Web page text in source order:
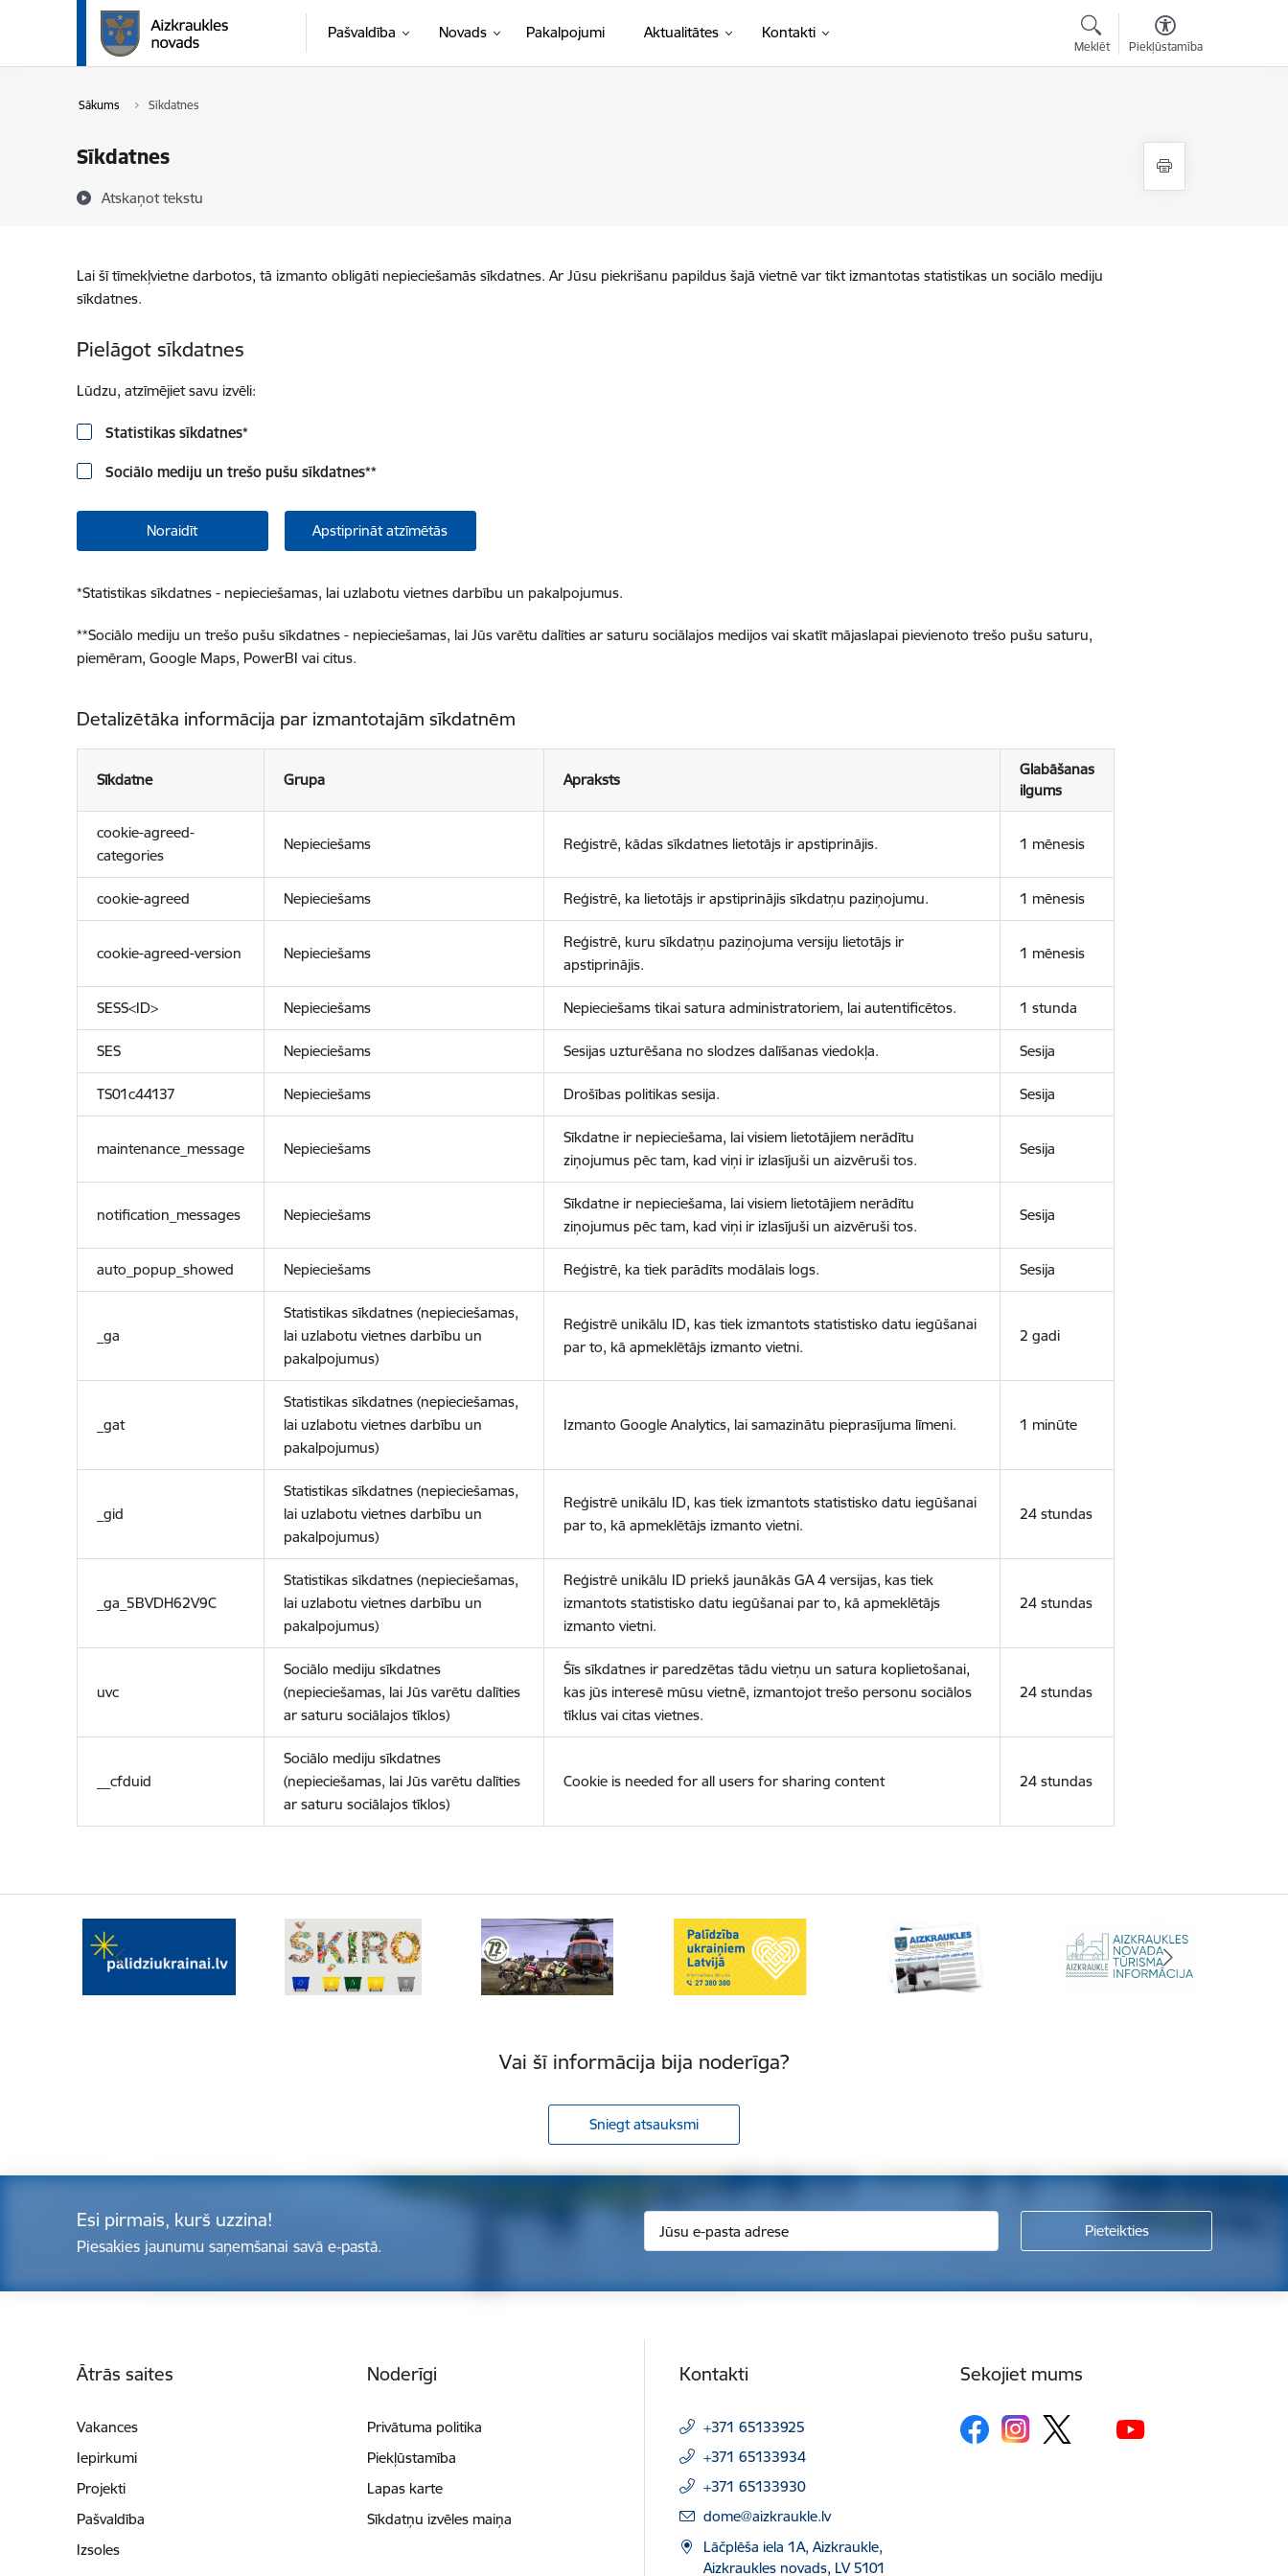
Pāriet uz lapas saturu
Pašvaldība Novads Pakalpojumi Aktualitātes Kontakti
Meklēt Piekļūstamība
Sākums Sīkdatnes
Sīkdatnes
Atskaņot tekstu
Lai šī tīmekļvietne darbotos, tā izmanto obligāti nepieciešamās sīkdatnes. Ar Jūsu piekrišanu papildus šajā vietnē var tikt izmantotas statistikas un sociālo mediju
sīkdatnes.
Pielāgot sīkdatnes
Lūdzu, atzīmējiet savu izvēli:
Statistikas sīkdatnes*
Sociālo mediju un trešo pušu sīkdatnes**
Noraidīt Apstiprināt atzīmētās
*Statistikas sīkdatnes - nepieciešamas, lai uzlabotu vietnes darbību un pakalpojumus.
**Sociālo mediju un trešo pušu sīkdatnes - nepieciešamas, lai Jūs varētu dalīties ar saturu sociālajos medijos vai skatīt mājaslapai pievienoto trešo pušu saturu,
piemēram, Google Maps, PowerBI vai citus.
Detalizētāka informācija par izmantotajām sīkdatnēm
Sīkdatne Grupa Apraksts
Glabāšanas
ilgums
cookie-agreed-
categories
Nepieciešams Reģistrē, kādas sīkdatnes lietotājs ir apstiprinājis. 1 mēnesis
cookie-agreed Nepieciešams Reģistrē, ka lietotājs ir apstiprinājis sīkdatņu paziņojumu. 1 mēnesis
cookie-agreed-version Nepieciešams
Reģistrē, kuru sīkdatņu paziņojuma versiju lietotājs ir
apstiprinājis.
1 mēnesis
SESS<ID> Nepieciešams Nepieciešams tikai satura administratoriem, lai autentificētos. 1 stunda
SES Nepieciešams Sesijas uzturēšana no slodzes dalīšanas viedokļa. Sesija
TS01c44137 Nepieciešams Drošības politikas sesija. Sesija
maintenance_message Nepieciešams
Sīkdatne ir nepieciešama, lai visiem lietotājiem nerādītu
ziņojumus pēc tam, kad viņi ir izlasījuši un aizvēruši tos.
Sesija
notification_messages Nepieciešams
Sīkdatne ir nepieciešama, lai visiem lietotājiem nerādītu
ziņojumus pēc tam, kad viņi ir izlasījuši un aizvēruši tos.
Sesija
auto_popup_showed Nepieciešams Reģistrē, ka tiek parādīts modālais logs. Sesija
_ga
Statistikas sīkdatnes (nepieciešamas,
lai uzlabotu vietnes darbību un
pakalpojumus)
Reģistrē unikālu ID, kas tiek izmantots statistisko datu iegūšanai
par to, kā apmeklētājs izmanto vietni.
2 gadi
_gat
Statistikas sīkdatnes (nepieciešamas,
lai uzlabotu vietnes darbību un
pakalpojumus)
Izmanto Google Analytics, lai samazinātu pieprasījuma līmeni. 1 minūte
_gid
Statistikas sīkdatnes (nepieciešamas,
lai uzlabotu vietnes darbību un
pakalpojumus)
Reģistrē unikālu ID, kas tiek izmantots statistisko datu iegūšanai
par to, kā apmeklētājs izmanto vietni.
24 stundas
_ga_5BVDH62V9C
Statistikas sīkdatnes (nepieciešamas,
lai uzlabotu vietnes darbību un
pakalpojumus)
Reģistrē unikālu ID priekš jaunākās GA 4 versijas, kas tiek
izmantots statistisko datu iegūšanai par to, kā apmeklētājs
izmanto vietni.
24 stundas
uvc
Sociālo mediju sīkdatnes
(nepieciešamas, lai Jūs varētu dalīties
ar saturu sociālajos tīklos)
Šīs sīkdatnes ir paredzētas tādu vietņu un satura koplietošanai,
kas jūs interesē mūsu vietnē, izmantojot trešo personu sociālos
tīklus vai citas vietnes.
24 stundas
__cfduid
Sociālo mediju sīkdatnes
(nepieciešamas, lai Jūs varētu dalīties
ar saturu sociālajos tīklos)
Cookie is needed for all users for sharing content 24 stundas
Vai šī informācija bija noderīga?
Sniegt atsauksmi
Esi pirmais, kurš uzzina!
Piesakies jaunumu saņemšanai savā e-pastā.
Ātrās saites
Vakances
Iepirkumi
Projekti
Pašvaldība
Izsoles
Noderīgi
Privātuma politika
Piekļūstamība
Lapas karte
Sīkdatņu izvēles maiņa
Kontakti
+371 65133925
+371 65133934
+371 65133930
E-pasts:
dome@aizkraukle.lv
Lāčplēša iela 1A, Aizkraukle,
Aizkraukles novads, LV 5101
Sekojiet mums